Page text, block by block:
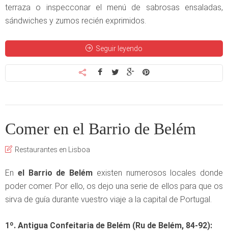
terraza o inspecconar el menú de sabrosas ensaladas,
sándwiches y zumos recién exprimidos.
Seguir leyendo
Comer en el Barrio de Belém
Restaurantes en Lisboa
En el Barrio de Belém existen numerosos locales donde
poder comer. Por ello, os dejo una serie de ellos para que os
sirva de guía durante vuestro viaje a la capital de Portugal.
1º. Antigua Confeitaria de Belém (Ru de Belém, 84-92):